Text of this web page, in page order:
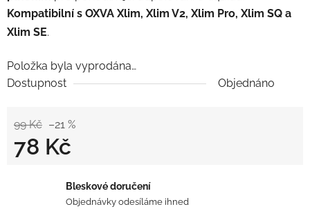
Kompatibilní s OXVA Xlim, Xlim V2, Xlim Pro, Xlim SQ a
Xlim SE.
Položka byla vyprodána…
Dostupnost
Objednáno
99 Kč –21 %
78 Kč
Bleskové doručení
Objednávky odesíláme ihned